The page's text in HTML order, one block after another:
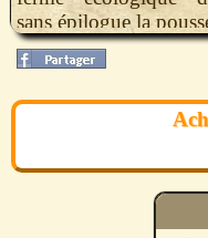
sans épilogue la
Evocation
l’histoire des Etats-
méconnu, le Libéria,
sa force
héroïne, et d’un
histoire et fiction.